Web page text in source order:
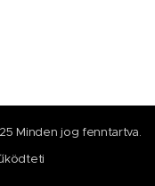
Minden jog fenntartva.